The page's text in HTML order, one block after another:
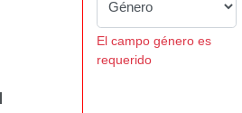
El campo género es
requerido